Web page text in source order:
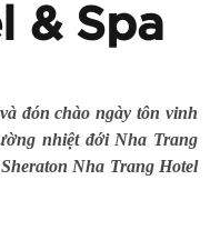
& Spa
đón chào ngày tôn vinh
nhiệt đới Nha Trang
Nha Trang Hotel